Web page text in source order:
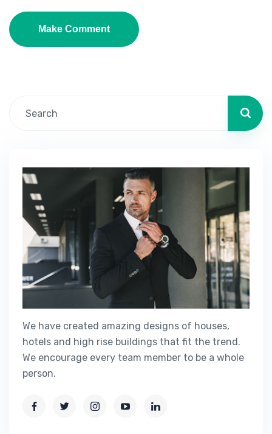
We have created amazing designs of houses,
hotels and high rise buildings that fit the trend.
We encourage every team member to be a whole
person.